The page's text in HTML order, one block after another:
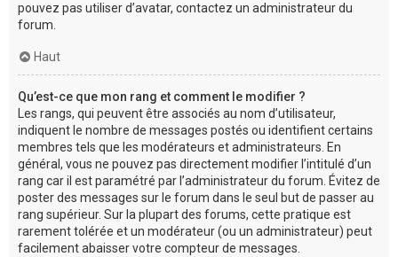
pouvez pas utiliser d’avatar, contactez un administrateur du
forum.
Haut
Qu’est-ce que mon rang et comment le modifier ?
Les rangs, qui peuvent être associés au nom d’utilisateur,
indiquent le nombre de messages postés ou identifient certains
membres tels que les modérateurs et administrateurs. En
général, vous ne pouvez pas directement modifier l’intitulé d’un
rang car il est paramétré par l’administrateur du forum. Évitez de
poster des messages sur le forum dans le seul but de passer au
rang supérieur. Sur la plupart des forums, cette pratique est
rarement tolérée et un modérateur (ou un administrateur) peut
facilement abaisser votre compteur de messages.